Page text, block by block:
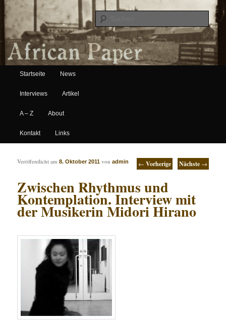
African Paper
Hauptmenü
Zum Inhalt wechseln
Zum sekundären Inhalt wechseln
Startseite News
Interviews Artikel
A – Z About
Kontakt Links
Artikelnavigation ← Vorherige Nächste →
Zwischen Rhythmus und
Kontemplation. Interview mit
der Musikerin Midori Hirano
Veröffentlicht am8. Oktober 2011 vonadmin